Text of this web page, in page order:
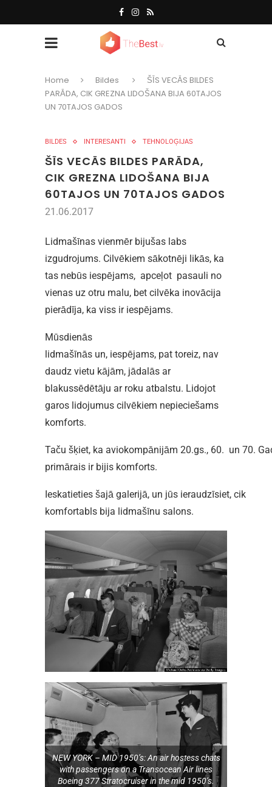
Home Bildes
ŠĪS VECĀS BILDES
PARĀDA, CIK GREZNA LIDOŠANA BIJA 60TAJOS
UN 70TAJOS GADOS
BILDES INTERESANTI TEHNOLOĢIJAS
ŠĪS VECĀS BILDES PARĀDA,
CIK GREZNA LIDOŠANA BIJA
60TAJOS UN 70TAJOS GADOS
21.06.2017
Lidmašīnas vienmēr bijušas labs
izgudrojums. Cilvēkiem sākotnēji likās, ka
tas nebūs iespējams, apceļot pasauli no
vienas uz otru malu, bet cilvēka inovācija
pierādīja, ka viss ir iespējams.
Mūsdienās
lidmašīnās un, iespējams, pat toreiz, nav
daudz vietu kājām, jādalās ar
blakussēdētāju ar roku atbalstu. Lidojot
garos lidojumus cilvēkiem nepieciešams
komforts.
Taču šķiet, ka aviokompānijām 20.gs., 60. un 70.
primārais ir bijis komforts.
Ieskatieties šajā galerijā, un jūs ieraudzīsiet, cik
komfortabls bija lidmašīnu salons.
NEW YORK – MID 1950’s: An air hostess chats
with passengers on a Transocean Air lines
Boeing 377 Stratocruiser in the mid 1950’s.